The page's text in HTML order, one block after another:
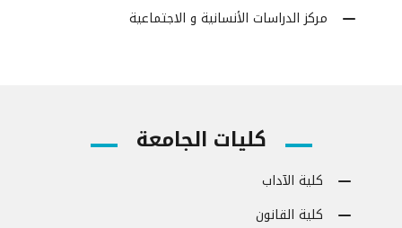
مركز الدراسات الأنسانية و الاجتماعية
كليات الجامعة
كلية الآداب
كلية القانون